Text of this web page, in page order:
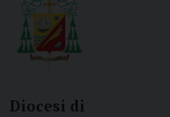
Diocesi di